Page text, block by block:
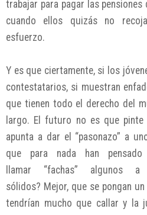
trabajar para pagar las
cuando ellos quizás no
esfuerzo.
Y es que ciertamente, si los
contestatarios, si muestran
que tienen todo el derecho del
largo. El futuro no es que
apunta a dar el “pasonazo” a
que para nada han
llamar “fachas” algunos
sólidos? Mejor, que se pongan
tendrían mucho que callar y la